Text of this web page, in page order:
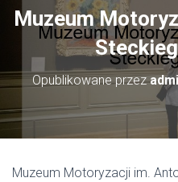
Muzeum
Opublikowane przez
Muzeum Motoryzacji im.